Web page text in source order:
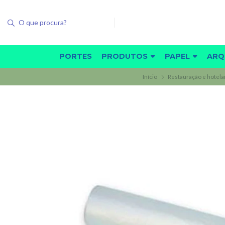
PORTES PRODUTOS PAPEL
Início Restauração e